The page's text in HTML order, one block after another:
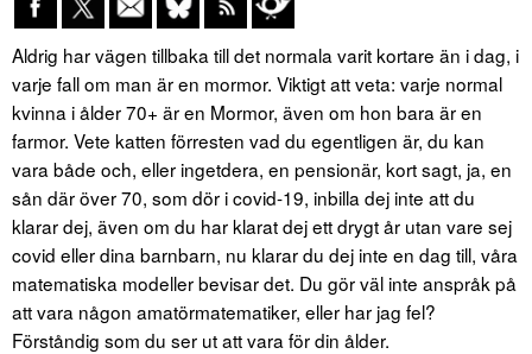
Aldrig har vägen tillbaka till det normala varit kortare än i dag, i
varje fall om man är en mormor. Viktigt att veta: varje normal
kvinna i ålder 70+ är en Mormor, även om hon bara är en
farmor. Vete katten förresten vad du egentligen är, du kan
vara både och, eller ingetdera, en pensionär, kort sagt, ja, en
sån där över 70, som dör i covid-19, inbilla dej inte att du
klarar dej, även om du har klarat dej ett drygt år utan vare sej
covid eller dina barnbarn, nu klarar du dej inte en dag till, våra
matematiska modeller bevisar det. Du gör väl inte anspråk på
att vara någon amatörmatematiker, eller har jag fel?
Förståndig som du ser ut att vara för din ålder.